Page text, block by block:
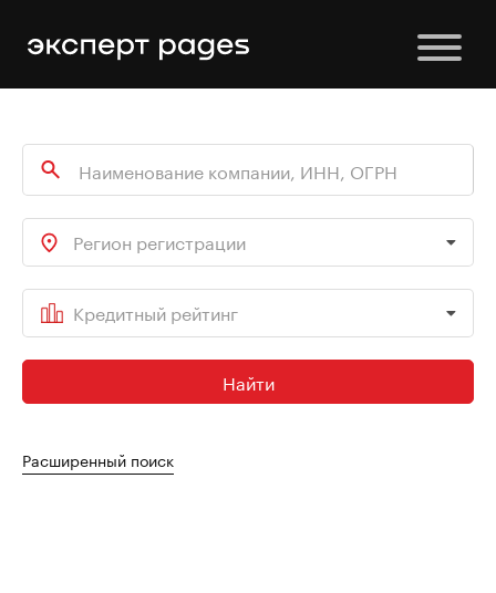
Регион регистрации
Кредитный рейтинг
Найти
Расширенный поиск